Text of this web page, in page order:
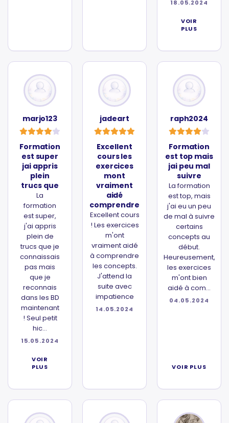
18.05.2024
VOIR
PLUS
marjo123
Formation
est super
jai appris
plein
trucs que
La
formation
est super,
j'ai appris
plein de
trucs que je
connaissais
pas mais
que je
reconnais
dans les BD
maintenant
! Seul petit
hic...
15.05.2024
VOIR
PLUS
jadeart
Excellent
cours les
exercices
mont
vraiment
aidé
comprendre
Excellent cours
! Les exercices
m'ont
vraiment aidé
à comprendre
les concepts.
J'attend la
suite avec
impatience
14.05.2024
raph2024
Formation
est top mais
jai peu mal
suivre
La formation
est top, mais
j'ai eu un peu
de mal à suivre
certains
concepts au
début.
Heureusement,
les exercices
m'ont bien
aidé à com...
04.05.2024
VOIR PLUS